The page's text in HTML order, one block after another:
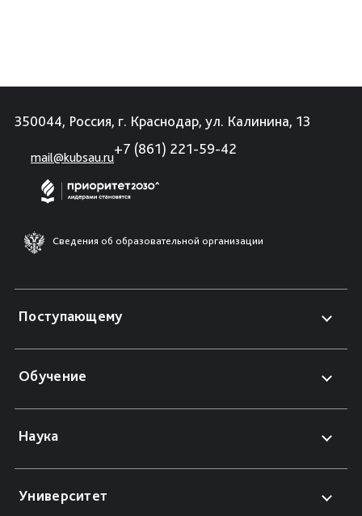
350044, Россия, г. Краснодар, ул. Калинина, 13
mail@kubsau.ru
+7 (861) 221-59-42
Сведения об образовательной организации
Поступающему
Обучение
Наука
Университет